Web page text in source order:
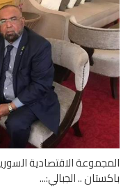
الاقتصادية السورية
.. الجبالي:...